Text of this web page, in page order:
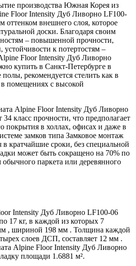
производства Южная Корея из
Floor Intensity Дуб Ливорно LF100-
оттенком внешнего слоя, которое
доски. Благодаря своим
– повышенной прочности,
устойчивости к потертостям –
Floor Intensity Дуб Ливорно
купить в Санкт-Петербурге в
рекомендуется стелить как в
помещениях с высокой
Alpine Floor Intensity Дуб Ливорно
класс прочности, что предполагает
покрытия в холлах, офисах и даже в
замков типа Замковое монтаж
в кратчайшие сроки, без специальной
может быть сокращено на 70% по
паркета или деревянного
Intensity Дуб Ливорно LF100-06
17 кг, в каждой из которых 7
, шириной 198 мм . Толщина каждой
слоев ДСП, составляет 12 мм .
Alpine Floor Intensity Дуб Ливорно
площади 1.6881 м².